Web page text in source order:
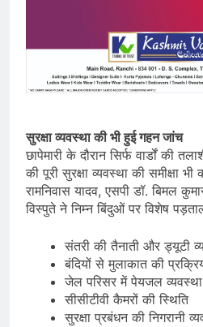
सुरक्षा व्यवस्था की भी हुई गहन जांच
छापेमारी के दौरान सिर्फ वार्डों की
की पूरी सुरक्षा व्यवस्था की समीक्षा भी
रामनिवास यादव, एसपी डॉ. बिमल
विस्पुते ने निम्न बिंदुओं पर विशेष
संतरी की तैनाती और ड्यूटी
बंदियों से मुलाकात की
जेल परिसर में पेयजल व्यवस्था
सीसीटीवी कैमरों की स्थिति
सुरक्षा प्रबंधन की निगरानी